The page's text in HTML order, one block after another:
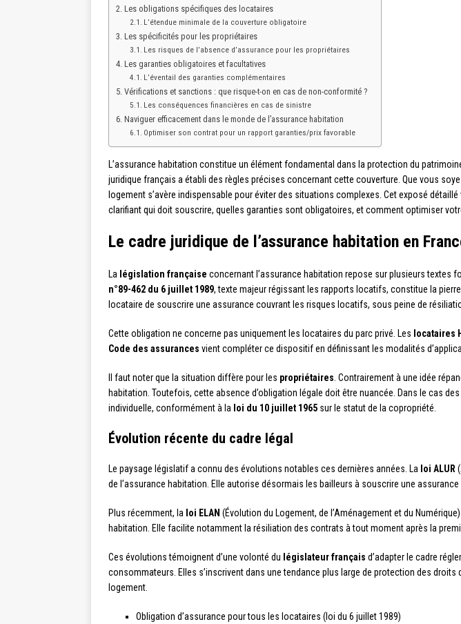
Les obligations spécifiques des locataires
L’étendue minimale de la couverture obligatoire
Les spécificités pour les propriétaires
Les risques de l’absence d’assurance pour les propriétaires
Les garanties obligatoires et facultatives
L’éventail des garanties complémentaires
Vérifications et sanctions : que risque-t-on en cas de non-conformité ?
Les conséquences financières en cas de sinistre
Naviguer efficacement dans le monde de l’assurance habitation
Optimiser son contrat pour un rapport garanties/prix favorable
L’assurance habitation constitue un élément fondamental dans la protection du
juridique français a établi des règles précises concernant cette couverture. Que vous
logement s’avère indispensable pour éviter des situations complexes. Cet exposé
clarifiant qui doit souscrire, quelles garanties sont obligatoires, et comment optimiser
Le cadre juridique de l’assurance habitation en
La législation française concernant l’assurance habitation repose sur plusieurs textes
n°89-462 du 6 juillet 1989, texte majeur régissant les rapports locatifs, constitue la
locataire de souscrire une assurance couvrant les risques locatifs, sous peine de
Cette obligation ne concerne pas uniquement les locataires du parc privé. Les locataires
Code des assurances vient compléter ce dispositif en définissant les modalités
Il faut noter que la situation diffère pour les propriétaires . Contrairement à une idée
habitation. Toutefois, cette absence d’obligation légale doit être nuancée. Dans le cas des
individuelle, conformément à la loi du 10 juillet 1965 sur le statut de la copropriété.
Évolution récente du cadre légal
Le paysage législatif a connu des évolutions notables ces dernières années. La loi ALUR
de l’assurance habitation. Elle autorise désormais les bailleurs à souscrire une
Plus récemment, la loi ELAN (Évolution du Logement, de l’Aménagement et du
habitation. Elle facilite notamment la résiliation des contrats à tout moment après la
Ces évolutions témoignent d’une volonté du législateur français d’adapter le cadre
consommateurs. Elles s’inscrivent dans une tendance plus large de protection des
logement.
Obligation d’assurance pour tous les locataires (loi du 6 juillet 1989)